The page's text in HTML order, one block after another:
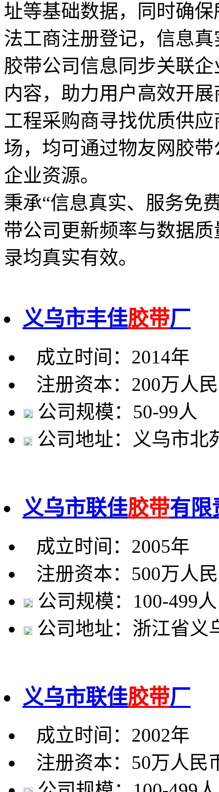
址等基础数据，同时确
法工商注册登记，信息
胶带公司信息同步关联
内容，助力用户高效开
工程采购商寻找优质供
场，均可通过物友网胶
企业资源。
秉承“信息真实、服务免
带公司更新频率与数据
录均真实有效。
义乌市丰佳胶带厂
成立时间：2014年
注册资本：200万人
公司规模：50-99人
公司地址：义乌市北
义乌市联佳胶带有限
成立时间：2005年
注册资本：500万人
公司规模：100-499人
公司地址：浙江省义
义乌市联佳胶带厂
成立时间：2002年
注册资本：50万人民